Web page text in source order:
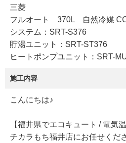
三菱
フルオート 370L 自然冷媒
システム：SRT-S376
貯湯ユニット：SRT-ST376
ヒートポンプユニット：SRT-
施工内容
​こんにちは♪
【福井県でエコキュート / 電気
チカラもち福井店にお任せくだ